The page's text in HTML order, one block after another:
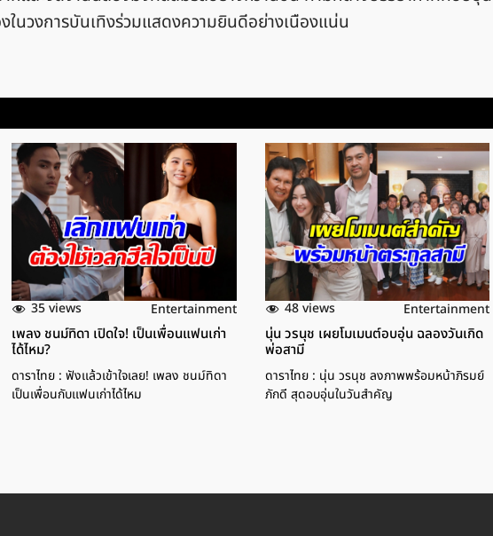
ในวงการบันเทิงร่วมแสดงความยินดีอย่างเนืองแน่น
35 views Entertainment
เพลง ชนม์ทิดา เปิดใจ! เป็นเพื่อนแฟนเก่า
ได้ไหม?
ดาราไทย : ฟังเเล้วเข้าใจเลย! เพลง ชนม์ทิดา
เป็นเพื่อนกับเเฟนเก่าได้ไหม
48 views Entertainment
นุ่น วรนุช เผยโมเมนต์อบอุ่น ฉลองวันเกิด
พ่อสามี
ดาราไทย : นุ่น วรนุช ลงภาพพร้อมหน้าภิรมย์
ภักดี สุดอบอุ่นในวันสำคัญ